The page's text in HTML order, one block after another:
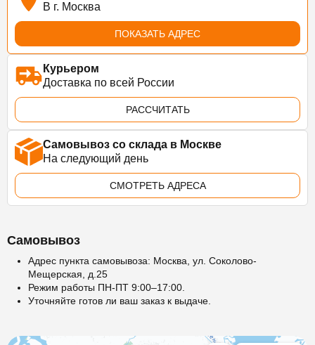
В г. Москва
ПОКАЗАТЬ АДРЕС
Курьером
Доставка по всей России
РАССЧИТАТЬ
Самовывоз со склада в Москве
На следующий день
СМОТРЕТЬ АДРЕСА
Самовывоз
Адрес пункта самовывоза: Москва, ул. Соколово-
Мещерская, д.25
Режим работы ПН-ПТ 9:00–17:00.
Уточняйте готов ли ваш заказ к выдаче.